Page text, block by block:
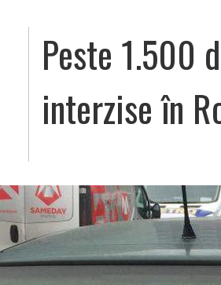
Peste 1.500
interzise în